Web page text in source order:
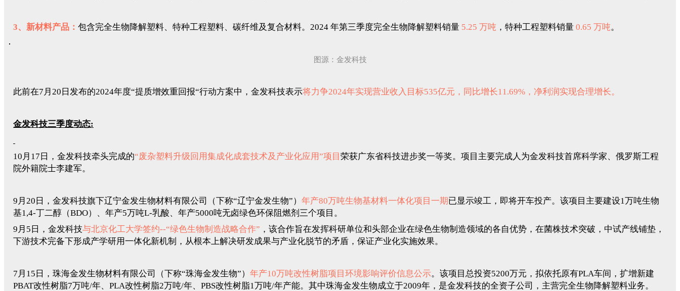
3、新材料产品： 包含完全生物降解塑料、特种工程塑料、碳纤维及复合材料。2024 年第三季度完全生物降解塑料销量 5.25 万吨 ，特种工程塑料销量 0.65 万吨。
图源：金发科技
此前在7月20日发布的2024年度“提质增效重回报“行动方案中，金发科技表示将力争2024年实现营业收入目标535亿元，同比增长11.69%，净利润实现合理增长。
金发科技三季度动态:
10月17日，金发科技牵头完成的“废杂塑料升级回用集成化成套技术及产业化应用”项目 荣获广东省科技进步奖一等奖。项目主要完成人为金发科技首席科学家、俄罗斯工程
院外籍院士李建军。
9月20日，金发科技旗下辽宁金发生物材料有限公司（下称“辽宁金发生物”） 年产80万吨生物基材料一体化项目一期已显示竣工，即将开车投产。该项目主要建设1万吨生物
基1,4-丁二醇（BDO）、年产5万吨L-乳酸、年产5000吨无卤绿色环保阻燃剂三个项目。
9月5日，金发科技与北京化工大学签约--“绿色生物制造战略合作” ，该合作旨在发挥科研单位和头部企业在绿色生物制造领域的各自优势，在菌株技术突破，中试产线铺垫，
下游技术完备下形成产学研用一体化新机制，从根本上解决研发成果与产业化脱节的矛盾，保证产业化实施效果。
7月15日，珠海金发生物材料有限公司（下称“珠海金发生物”） 年产10万吨改性树脂项目环境影响评价信息公示。该项目总投资5200万元，拟依托原有PLA车间，扩增新建
PBAT改性树脂7万吨/年、PLA改性树脂2万吨/年、PBS改性树脂1万吨/年产能。其中珠海金发生物成立于2009年，是金发科技的全资子公司，主营完全生物降解塑料业务。